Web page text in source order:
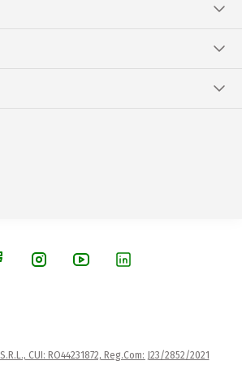
CUI: RO44231872, Reg.Com: J23/2852/2021